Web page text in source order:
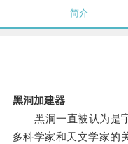
简介
黑洞加建器
黑洞一直被认为是宇
多科学家和天文学家的